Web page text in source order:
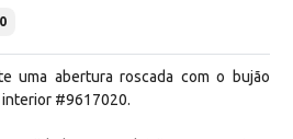
uma abertura roscada com o bujão
#9617020.